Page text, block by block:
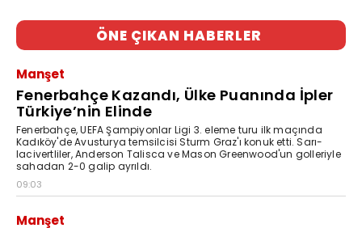
ÖNE ÇIKAN HABERLER
Manşet
Fenerbahçe Kazandı, Ülke Puanında İpler
Türkiye’nin Elinde
Fenerbahçe, UEFA Şampiyonlar Ligi 3. eleme turu ilk maçında
Kadıköy'de Avusturya temsilcisi Sturm Graz'ı konuk etti. Sarı-
lacivertliler, Anderson Talisca ve Mason Greenwood'un golleriyle
sahadan 2-0 galip ayrıldı.
09:03
Manşet